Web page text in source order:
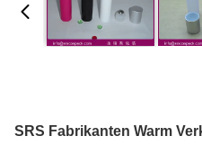
SRS Fabrikanten Warm